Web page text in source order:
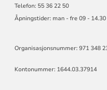
Telefon: 55 36 22 50
Åpningstider: man - fre 09 - 14.30
Organisasjonsnummer: 971 348
Kontonummer: 1644.03.37914